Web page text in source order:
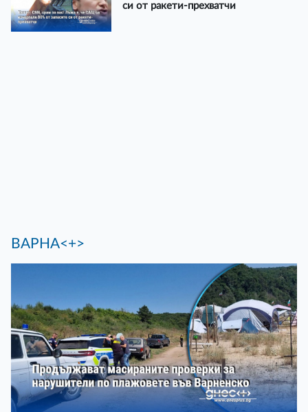
си от ракети-прехватчи
ВАРНА<+>